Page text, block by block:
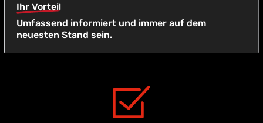
Ihr Vorteil
Umfassend informiert und immer auf dem
neuesten Stand sein.